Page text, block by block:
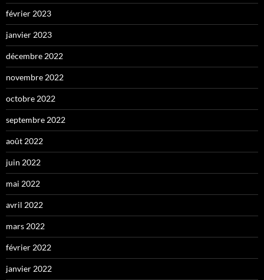
février 2023
janvier 2023
décembre 2022
novembre 2022
octobre 2022
septembre 2022
août 2022
juin 2022
mai 2022
avril 2022
mars 2022
février 2022
janvier 2022